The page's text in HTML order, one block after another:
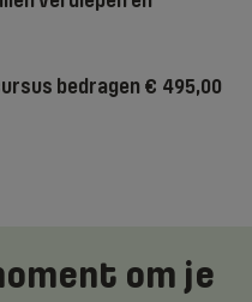
bedragen € 495,00
om je